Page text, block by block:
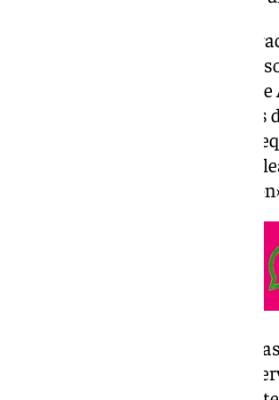
En la pasada campaña la
mientras que en el presente
Baldomero Bellido, presidente
resultados: «Refleja las
ganaderos, golpeados por una
producción, la competencia
efectivas que alivien su
Además de la ausencias de
las escasas